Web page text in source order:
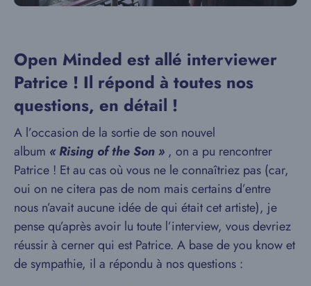
Open Minded est allé interviewer
Patrice ! Il répond à toutes nos
questions, en détail !
A l’occasion de la sortie de son nouvel
album « Rising of the Son » , on a pu rencontrer
Patrice ! Et au cas où vous ne le connaîtriez pas (car,
oui on ne citera pas de nom mais certains d’entre
nous n’avait aucune idée de qui était cet artiste), je
pense qu’après avoir lu toute l’interview, vous devriez
réussir à cerner qui est Patrice. A base de you know et
de sympathie, il a répondu à nos questions :